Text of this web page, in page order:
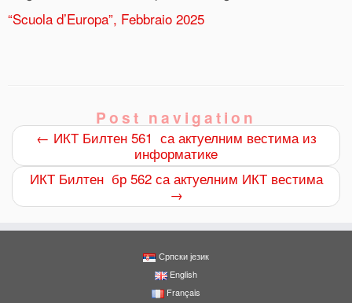
“Scuola d’Europa”, Febbraio 2025
Post navigation
← ИКТ Билтен 561 са актуелним вестима из
информатикe
ИКТ Билтен бр 562 са актуелним ИКТ вестима
→
Српски језик
English
Français
Shares